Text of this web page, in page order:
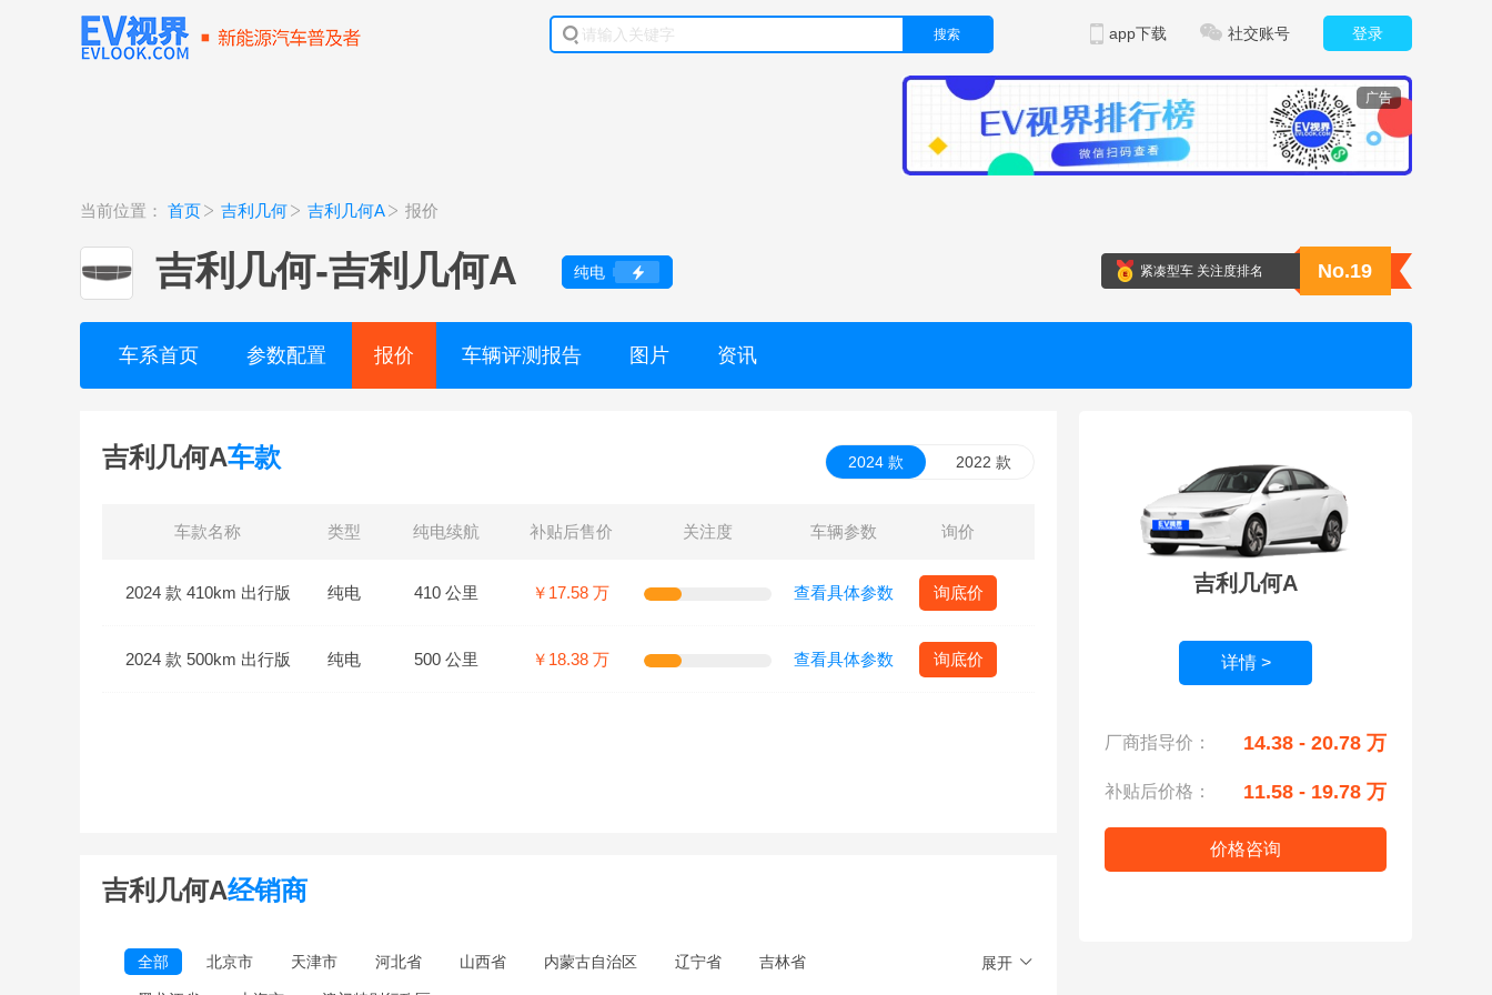
搜索 登录
社交账号
app下载
广告
当前位置： 首页 吉利几何 吉利几何A 报价
吉利几何-吉利几何A 纯电 紧凑型车 关注度排名 No.19
车系首页 参数配置 报价 车辆评测报告 图片 资讯
吉利几何A车款 2024 款 2022 款
车款名称 类型 纯电续航 补贴后售价 关注度 车辆参数 询价
2024 款 410km 出行版 纯电 410 公里 ￥17.58 万 查看具体参数 询底价
2024 款 500km 出行版 纯电 500 公里 ￥18.38 万 查看具体参数 询底价
吉利几何A经销商
展开
全部 北京市 天津市 河北省 山西省 内蒙古自治区 辽宁省 吉林省
吉利几何A
详情 >
厂商指导价： 14.38 - 20.78 万
补贴后价格： 11.58 - 19.78 万
价格咨询